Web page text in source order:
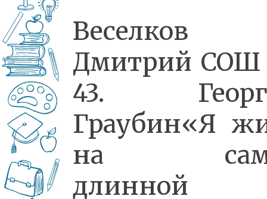
Веселков
Дмитрий
43.
Граубин«Я
на
длинной